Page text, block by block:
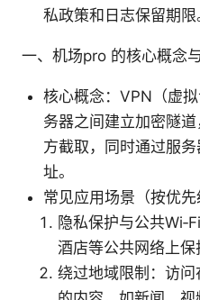
私政策和日志保留期限
一、机场pro 的核心概念
核心概念：VPN（虚
务器之间建立加密隧
方截取，同时通过服
址。
常见应用场景（按优先
隐私保护与公共
酒店等公共网络上保
绕过地域限制：访